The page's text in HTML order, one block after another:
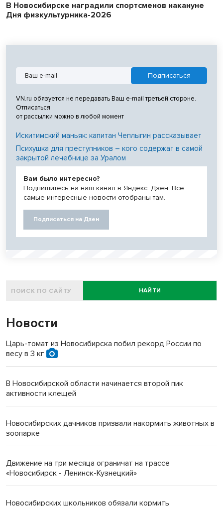
В Новосибирске наградили спортсменов накануне
Дня физкультурника-2026
VN.ru обязуется не передавать Ваш e-mail третьей стороне.
Отписаться
от рассылки можно в любой момент
Искитимский маньяк: капитан Чеплыгин рассказывает
Психушка для преступников – кого содержат в самой
закрытой лечебнице за Уралом
Вам было интересно?
Подпишитесь на наш канал в Яндекс. Дзен. Все
самые интересные новости отобраны там.
Подписаться на Дзен
НАЙТИ
Новости
Царь-томат из Новосибирска побил рекорд России по
весу в 3 кг
В Новосибирской области начинается второй пик
активности клещей
Новосибирских дачников призвали накормить животных в
зоопарке
Движение на три месяца ограничат на трассе
«Новосибирск - Ленинск-Кузнецкий»
Новосибирских школьников обязали кормить